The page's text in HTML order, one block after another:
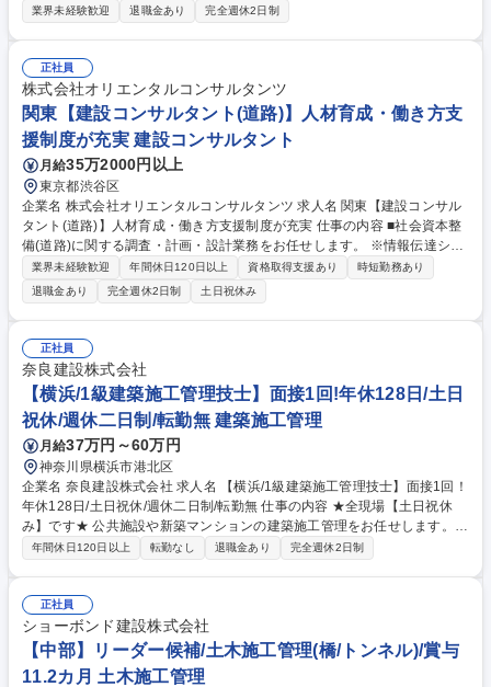
工管理をお任せいたします。橋梁をメインとして、道路/鉄道/空港/港湾/上
活かし、幅広い裁量権で存分に力を発揮したい方や、新卒・中途の垣根無
くキャリアアップを目指したい方にピッタリのポジションです。当社の土
木部門におけるプロジェクトを紹介しております。是非一度ご確認くださ
い。 https://www.psc.co.jp/kaisya/saiyou/special/project02.html 募集職種
福岡【土木施工管理】社宅寮有/年間休日120日/資格手当・家族手当有
業界未経験歓迎 退職金あり 完全週休2日制
正社員
株式会社オリエンタルコンサルタンツ
関東【建設コンサルタント(道路)】人材育成・働き方支
援制度が充実 建設コンサルタント
月給35万2000円以上
東京都渋谷区
企業名 株式会社オリエンタルコンサルタンツ 求人名 関東【建設コンサル
タント(道路)】人材育成・働き方支援制度が充実 仕事の内容 ■社会資本整
備(道路)に関する調査・計画・設計業務をお任せします。 ※情報伝達シス
テムも駆使した総合的な提案が可能。技術力は、新規開発・拡張計画、運
営、維持管理等、幅広く提供する程の評価を獲得 ・交通計画、橋梁、地下
構造、景観、環境、防災の各グループが協働し多角的な視点から、すべて
の利用者にとって『安心』『安全』『快適』な道路空間の提供をサポート
していきます。 《設計事例》 知多半島道路半田中央JCT詳細設計/大橋JC
T/RAB予備設計、詳細設計/東海環状道路岐阜地区PA詳細設計業務/スマー
トIC検討、設計など 募集職種 関東【建設コンサルタント(道路)】人材育
成・働き方支援制度が充実
業界未経験歓迎 年間休日120日以上 資格取得支援あり
時短勤務あり
退職金あり
完全週休2日制 土日祝休み
正社員
奈良建設株式会社
【横浜/1級建築施工管理技士】面接1回!年休128日/土日
祝休/週休二日制/転勤無 建築施工管理
月給37万円～60万円
神奈川県横浜市港北区
企業名 奈良建設株式会社 求人名 【横浜/1級建築施工管理技士】面接1回！
年休128日/土日祝休/週休二日制/転勤無 仕事の内容 ★全現場【土日祝休
み】です★ 公共施設や新築マンションの建築施工管理をお任せします。 └
新規建物：更地から一棟の建物が完成するまで担当して頂きます。 └既存
0億円 改修：数百万円～8000万円程度 【エリア】：東京23区、神奈川県
が9割（1度に受け持つ現場数は1案件） 【期間例】：施工期間 新築：1年
半～2年 改修：1年～1年半 規模が多いです。 募集職種 【横浜/1級建築施
工管理技士】面接1回！年休128日/土日祝休/週休二日制/転勤無
年間休日120日以上 転勤なし 退職金あり 完全週休2日制
正社員
ショーボンド建設株式会社
【中部】リーダー候補/土木施工管理(橋/トンネル)/賞与
11.2カ月 土木施工管理